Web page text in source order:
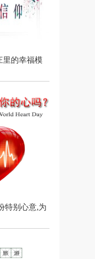
里的幸福模
特别心意,为